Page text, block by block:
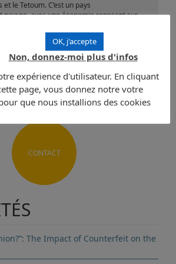
le Tetoum. C’est un pays
avec une économie reposant sur
demande
CONTACT
The Impact of Counterfeit on the
OK, j'accepte
Non, donnez-moi plus d'infos
expérience d'utilisateur. En cliquant
page, vous donnez notre votre
que nous installions des cookies